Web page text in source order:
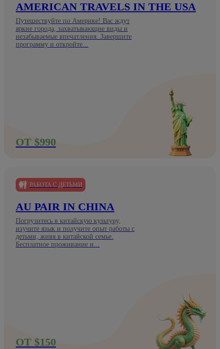
AMERICAN TRAVELS IN THE USA
Путешествуйте по Америке! Вас ждут
яркие города, захватывающие виды и
незабываемые впечатления. Завершите
программу и откройте...
ОТ $990
РАБОТА С ДЕТЬМИ
AU PAIR IN CHINA
Погрузитесь в китайскую культуру,
изучите язык и получите опыт работы с
детьми, живя в китайской семье.
Бесплатное проживание и...
ОТ $150